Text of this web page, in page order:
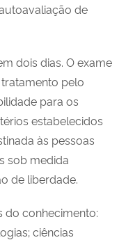
de
dois dias. O exame
pelo
para os
estabelecidos
às pessoas
sob medida
de liberdade.
do conhecimento:
ciências